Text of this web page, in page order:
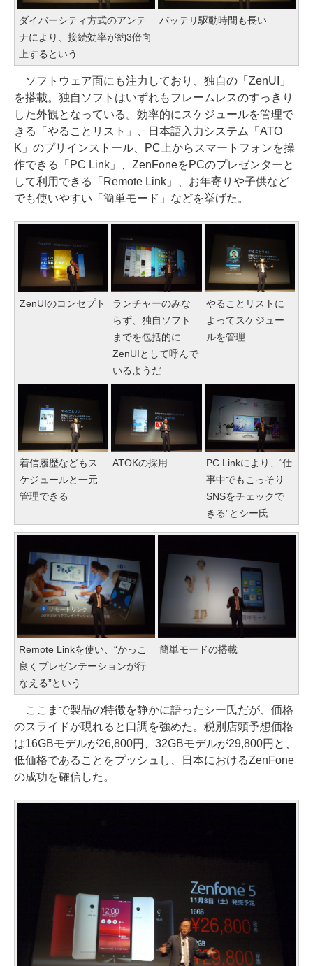
ダイバーシティ方式のアンテ
ナにより、接続効率が約3倍向
上するという
バッテリ駆動時間も長い
ソフトウェア面にも注力しており、独自の「ZenUI」
を搭載。独自ソフトはいずれもフレームレスのすっきり
した外観となっている。効率的にスケジュールを管理で
きる「やることリスト」、日本語入力システム「ATO
K」のプリインストール、PC上からスマートフォンを操
作できる「PC Link」、ZenFoneをPCのプレゼンターと
して利用できる「Remote Link」、お年寄りや子供など
でも使いやすい「簡単モード」などを挙げた。
ZenUIのコンセプト
ランチャーのみな
らず、独自ソフト
までを包括的に
ZenUIとして呼んで
いるようだ
やることリストに
よってスケジュー
ルを管理
着信履歴などもス
ケジュールと一元
管理できる
ATOKの採用
PC Linkにより、“仕
事中でもこっそり
SNSをチェックで
きる”とシー氏
Remote Linkを使い、“かっこ
良くプレゼンテーションが行
なえる”という
簡単モードの搭載
ここまで製品の特徴を静かに語ったシー氏だが、価格
のスライドが現れると口調を強めた。税別店頭予想価格
は16GBモデルが26,800円、32GBモデルが29,800円と、
低価格であることをプッシュし、日本におけるZenFone
の成功を確信した。